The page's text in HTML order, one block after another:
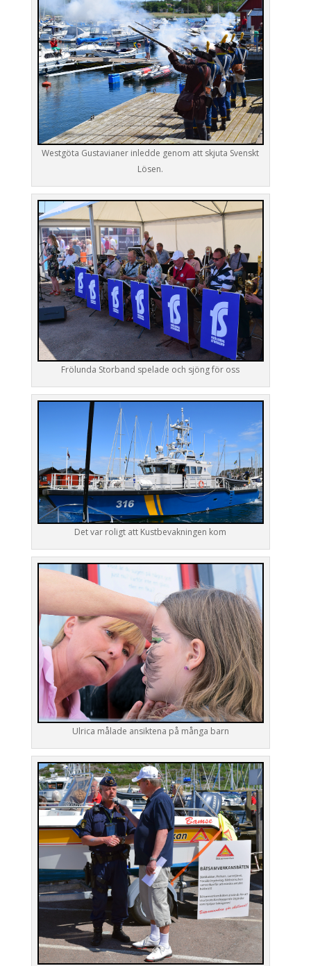
Westgöta Gustavianer inledde genom att skjuta Svenskt
Lösen.
Frölunda Storband spelade och sjöng för oss
Det var roligt att Kustbevakningen kom
Ulrica målade ansiktena på många barn